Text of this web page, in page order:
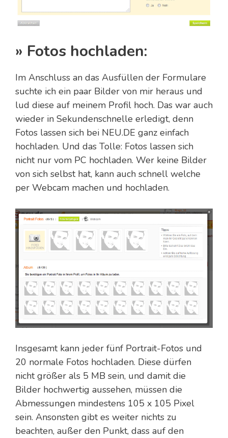
» Fotos hochladen:
Im Anschluss an das Ausfüllen der Formulare
suchte ich ein paar Bilder von mir heraus und
lud diese auf meinem Profil hoch. Das war auch
wieder in Sekundenschnelle erledigt, denn
Fotos lassen sich bei NEU.DE ganz einfach
hochladen. Und das Tolle: Fotos lassen sich
nicht nur vom PC hochladen. Wer keine Bilder
von sich selbst hat, kann auch schnell welche
per Webcam machen und hochladen.
Insgesamt kann jeder fünf Portrait-Fotos und
20 normale Fotos hochladen. Diese dürfen
nicht größer als 5 MB sein, und damit die
Bilder hochwertig aussehen, müssen die
Abmessungen mindestens 105 x 105 Pixel
sein. Ansonsten gibt es weiter nichts zu
beachten, außer den Punkt, dass auf den